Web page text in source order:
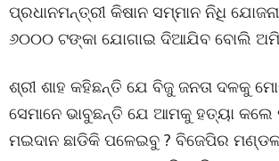
ପ୍ରଧାନମନ୍ତ୍ରୀ କିଷାନ ସମ୍ମାନ ନିଧି
୬୦୦୦ ଟଙ୍କା ଯୋଗାଇ ଦିଆଯିବ ବୋଲି
ଶ୍ରୀ ଶାହ କହିଛନ୍ତି ଯେ ବିଜୁ ଜନତା ଦଳକୁ
ସେମାନେ ଭାବୁଛନ୍ତି ଯେ ଆମକୁ ହତ୍ୟା
ମଇଦାନ ଛାଡିକି ପଳେଇବୁ ? ବିଜେପିର